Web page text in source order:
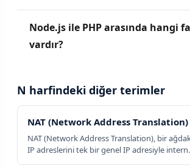
Node.js ile PHP arasında hangi
vardır?
N harfindeki diğer terimler
NAT (Network Address Translation)
NAT (Network Address Translation), bir
IP adreslerini tek bir genel IP adresiyle